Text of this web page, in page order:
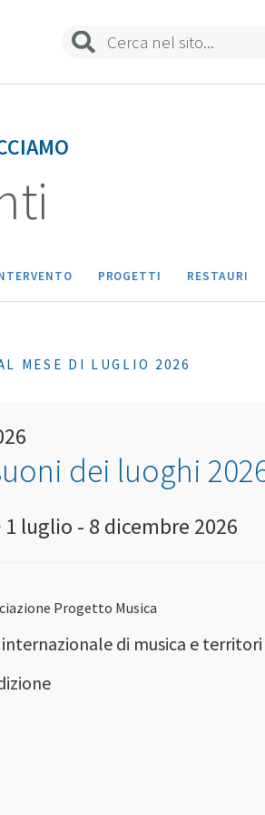
PROGETTI RESTAURI
MESE DI LUGLIO 2026
dei luoghi
1 luglio - 8 dicembre 2026
Progetto Musica
di musica e territori